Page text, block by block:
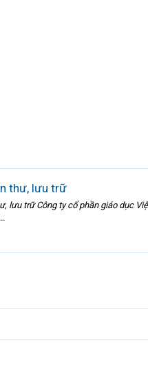
thư, lưu trữ
lưu trữ Công ty cổ phần giáo dục